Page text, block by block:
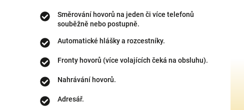
Směrování hovorů na jeden či více telefonů
souběžně nebo postupně.
Automatické hlášky a rozcestníky.
Fronty hovorů (více volajících čeká na obsluhu).
Nahrávání hovorů.
Adresář.